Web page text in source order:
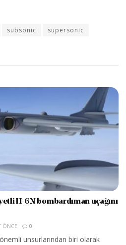
subsonic supersonic
H-6N bombardıman uçağını
ÖNCE 0
unsurlarından biri olarak